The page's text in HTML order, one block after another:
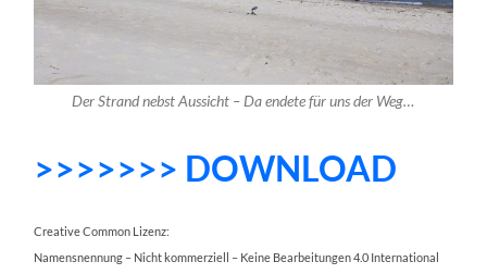
Der Strand nebst Aussicht – Da endete für uns der Weg…
>>>>>>> DOWNLOAD
Creative Common Lizenz:
Namensnennung – Nicht kommerziell – Keine Bearbeitungen 4.0 International